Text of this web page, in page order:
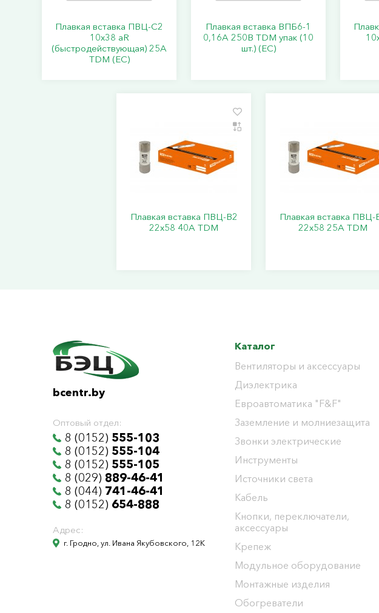
Плавкая вставка ПВЦ-С2
10х38 aR
(быстродействующая) 25А
TDM (ЕС)
Плавкая вставка ВПБ6-1
0,16А 250В TDM упак (10
шт.) (ЕС)
Плавкая вставка ПВЦ-В2
22х58 40А TDM
Плавкая вставка ПВЦ-
22х58 25А TDM
bcentr.by
Оптовый отдел:
8 (0152) 555-103
8 (0152) 555-104
8 (0152) 555-105
8 (029) 889-46-41
8 (044) 741-46-41
8 (0152) 654-888
Адрес:
г. Гродно, ул. Ивана Якубовского, 12К
Каталог
Вентиляторы и аксессуары
Диэлектрика
Евроавтоматика "F&F"
Заземление и молниезащита
Звонки электрические
Инструменты
Источники света
Кабель
Кнопки, переключатели,
аксессуары
Крепеж
Модульное оборудование
Монтажные изделия
Обогреватели